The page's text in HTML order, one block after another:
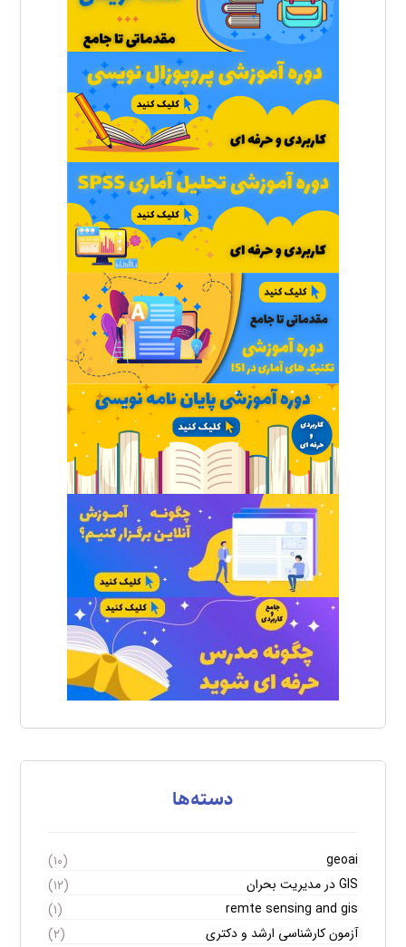
دسته‌ها
geoai
(۱۰)
GIS در مدیریت بحران
(۱۲)
remte sensing and gis
(۱)
آزمون کارشناسی ارشد و دکتری
(۲)